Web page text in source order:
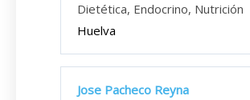
Dietética, Endocrino, Nutrición
Huelva
Jose Pacheco Reyna